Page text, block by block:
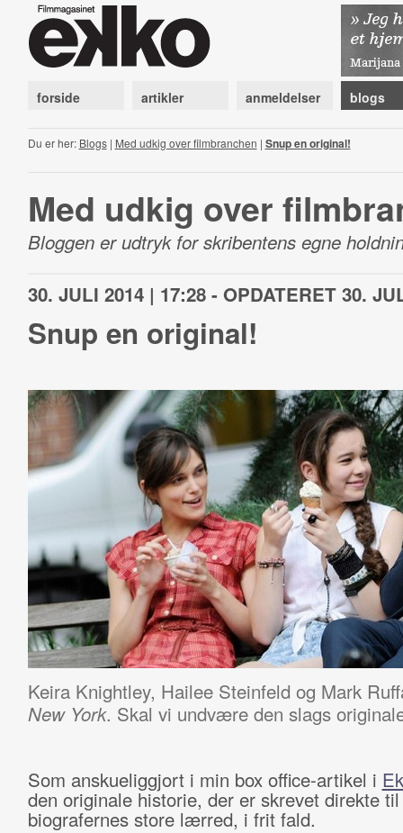
forside artikler anmeldelser blogs
Du er her: Blogs| Med udkig over filmbranchen | Snup en original!
Med udkig over
Bloggen er udtryk for skribentens egne
30. JULI 2014 | 17:28 - OPDATERET 30.
Snup en original!
Keira Knightley, Hailee Steinfeld og Mark
New York. Skal vi undvære den slags
Som anskueliggjort i min box office-artikel i
den originale historie, der er skrevet direkte
biografernes store lærred, i frit fald.